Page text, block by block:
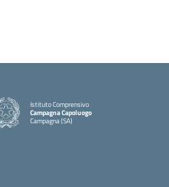
Istituto Comprensivo
Campagna Capoluogo
Campagna (SA)